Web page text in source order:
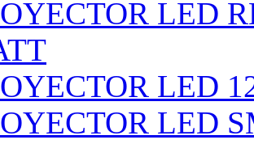
LED
LED
LED